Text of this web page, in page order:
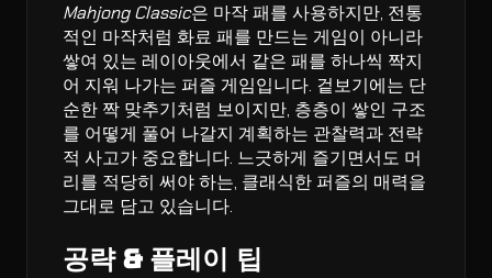
Mahjong Classic은 마작 패를 사용하지만, 전통
적인 마작처럼 화료 패를 만드는 게임이 아니라
쌓여 있는 레이아웃에서 같은 패를 하나씩 짝지
어 지워 나가는 퍼즐 게임입니다. 겉보기에는 단
순한 짝 맞추기처럼 보이지만, 층층이 쌓인 구조
를 어떻게 풀어 나갈지 계획하는 관찰력과 전략
적 사고가 중요합니다. 느긋하게 즐기면서도 머
리를 적당히 써야 하는, 클래식한 퍼즐의 매력을
그대로 담고 있습니다.
공략 & 플레이 팁